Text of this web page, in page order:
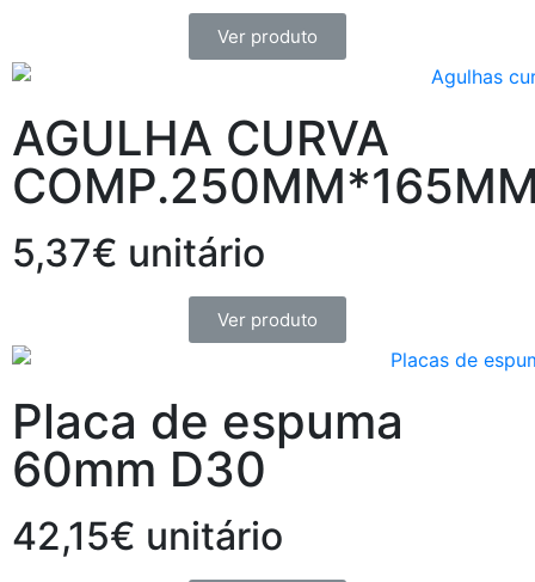
Ver produto
AGULHA CURVA
5,37€ unitário
Ver produto
Placa de espuma
60mm D30
42,15€ unitário